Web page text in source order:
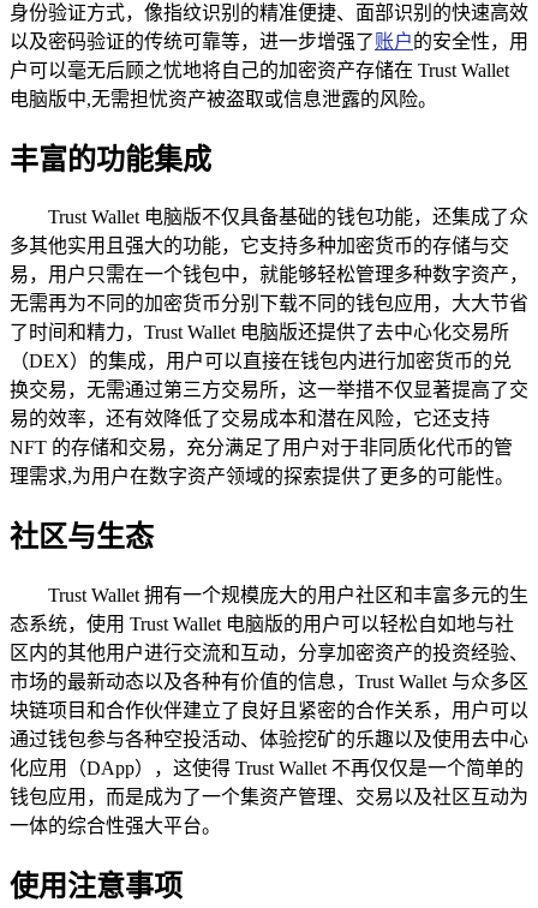
身份验证方式，像指纹识别的精准便捷、面部识别的快速高效
以及密码验证的传统可靠等，进一步增强了账户的安全性，用
户可以毫无后顾之忧地将自己的加密资产存储在 Trust Wallet
电脑版中,无需担忧资产被盗取或信息泄露的风险。
丰富的功能集成
Trust Wallet 电脑版不仅具备基础的钱包功能，还集成了众
多其他实用且强大的功能，它支持多种加密货币的存储与交
易，用户只需在一个钱包中，就能够轻松管理多种数字资产，
无需再为不同的加密货币分别下载不同的钱包应用，大大节省
了时间和精力，Trust Wallet 电脑版还提供了去中心化交易所
（DEX）的集成，用户可以直接在钱包内进行加密货币的兑
换交易，无需通过第三方交易所，这一举措不仅显著提高了交
易的效率，还有效降低了交易成本和潜在风险，它还支持
NFT 的存储和交易，充分满足了用户对于非同质化代币的管
理需求,为用户在数字资产领域的探索提供了更多的可能性。
社区与生态
Trust Wallet 拥有一个规模庞大的用户社区和丰富多元的生
态系统，使用 Trust Wallet 电脑版的用户可以轻松自如地与社
区内的其他用户进行交流和互动，分享加密资产的投资经验、
市场的最新动态以及各种有价值的信息，Trust Wallet 与众多区
块链项目和合作伙伴建立了良好且紧密的合作关系，用户可以
通过钱包参与各种空投活动、体验挖矿的乐趣以及使用去中心
化应用（DApp），这使得 Trust Wallet 不再仅仅是一个简单的
钱包应用，而是成为了一个集资产管理、交易以及社区互动为
一体的综合性强大平台。
使用注意事项